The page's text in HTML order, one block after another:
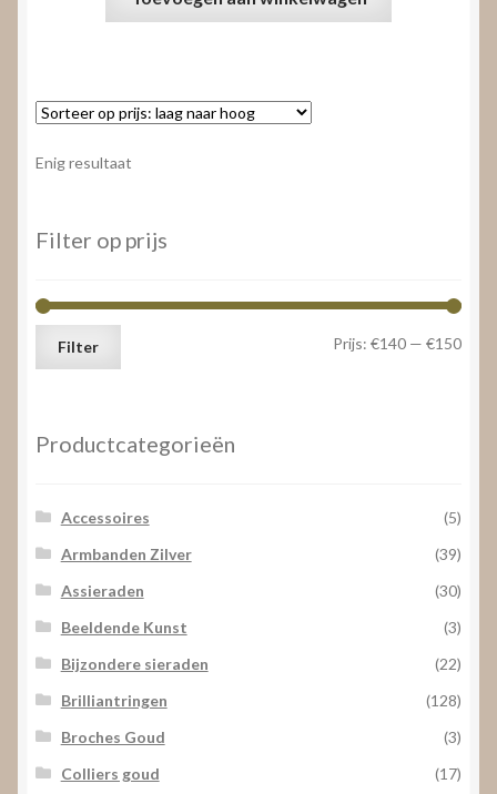
Enig resultaat
Filter op prijs
Min.
Max.
Filter Prijs: €140 — €150
Productcategorieën
Accessoires
(5)
Armbanden Zilver
(39)
Assieraden
(30)
Beeldende Kunst
(3)
Bijzondere sieraden
(22)
Brilliantringen
(128)
Broches Goud
(3)
Colliers goud
(17)